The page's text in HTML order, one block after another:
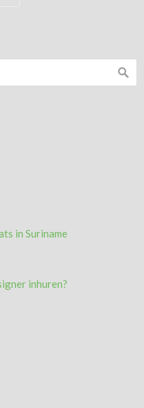
in Suriname
inhuren?